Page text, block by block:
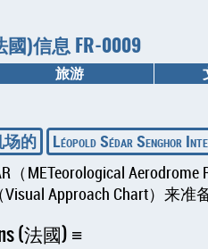
國)信息 FR-0009
旅游
场的 Léopold Sédar Senghor
Approach Chart）来准
(法國)